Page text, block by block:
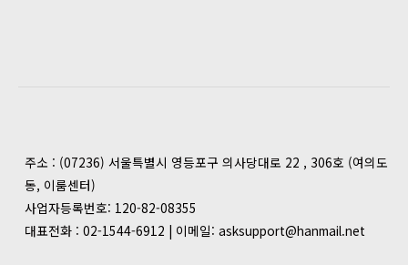
주소 : (07236) 서울특별시 영등포구 의사당대로 22 , 306호 (여의도
동, 이룸센터)
사업자등록번호: 120-82-08355
대표전화 : 02-1544-6912 | 이메일: asksupport@hanmail.net